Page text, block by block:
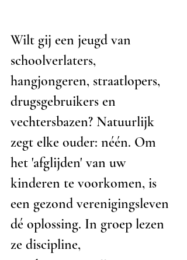
Wilt gij een jeugd van
schoolverlaters,
hangjongeren, straatlopers,
drugsgebruikers en
vechtersbazen? Natuurlijk
zegt elke ouder: néén. Om
het 'afglijden' van uw
kinderen te voorkomen, is
een gezond verenigingsleven
dé oplossing. In groep lezen
ze discipline,